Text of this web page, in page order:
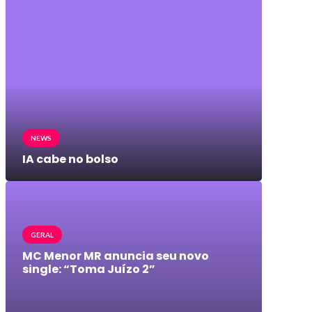
NEWS
IA cabe no bolso
GERAL
MC Menor MR anuncia seu novo
single: “Toma Juízo 2”